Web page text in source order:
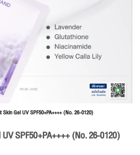
Skin Gel UV SPF50+PA++++ (No. 26-0120)
SPF50+PA++++ (No. 26-0120)